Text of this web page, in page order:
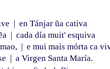
| en Tánjar ũa cativa
| cada día muit' esquiva
| e mui mais mórta ca
| a Virgen Santa María.